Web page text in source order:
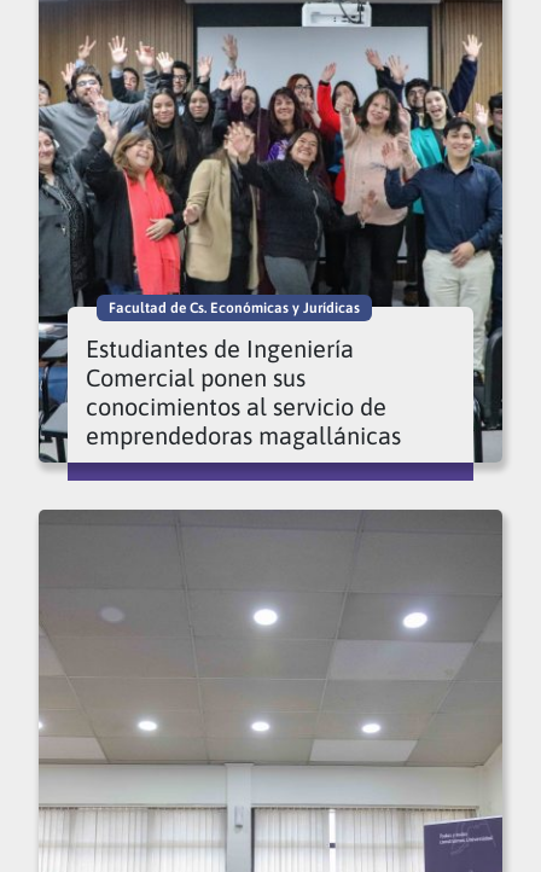
Facultad de Cs. Económicas y Jurídicas
Estudiantes de Ingeniería
Comercial ponen sus
conocimientos al servicio de
emprendedoras magallánicas